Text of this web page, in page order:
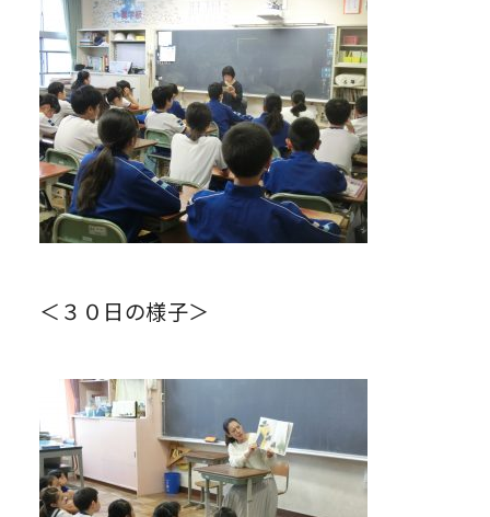
＜３０日の様子＞